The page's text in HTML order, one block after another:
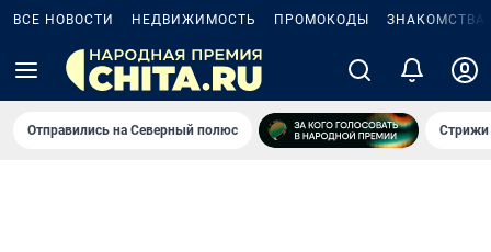
ВСЕ НОВОСТИ НЕДВИЖИМОСТЬ ПРОМОКОДЫ ЗНАКОМСТВА
Отправились на Северный полюс Стрижи